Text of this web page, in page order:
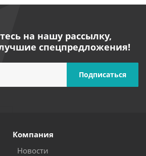
на нашу рассылку,
спецпредложения!
Компания
Новости